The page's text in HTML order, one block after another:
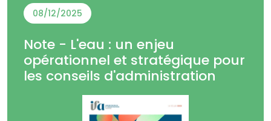
08/12/2025
Note - L'eau : un enjeu
opérationnel et stratégique pour
les conseils d'administration